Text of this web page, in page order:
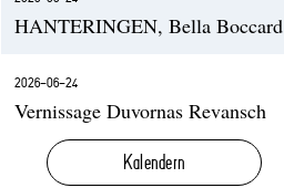
HANTERINGEN, Bella Boccard
2026-06-24
Vernissage Duvornas Revansch
Kalendern